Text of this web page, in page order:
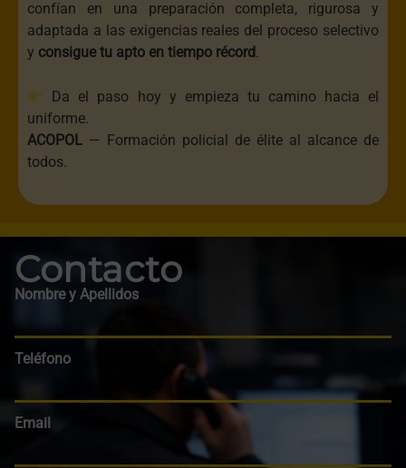
confían en una preparación completa, rigurosa y
adaptada a las exigencias reales del proceso selectivo
y consigue tu apto en tiempo récord.
Da el paso hoy y empieza tu camino hacia el
uniforme.
ACOPOL — Formación policial de élite al alcance de
todos.
Contacto
Nombre y Apellidos
Teléfono
Email